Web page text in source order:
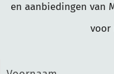
en aanbiedingen van
voor